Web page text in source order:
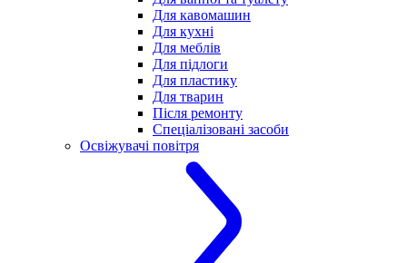
Для кавомашин
Для кухні
Для меблів
Для підлоги
Для пластику
Для тварин
Після ремонту
Спеціалізовані засоби
Освіжувачі повітря